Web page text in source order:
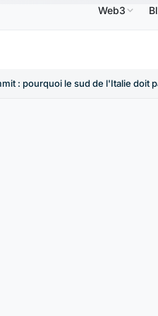
0,9991 $US↑0.00%
Web3
: pourquoi le sud de l'Italie doit